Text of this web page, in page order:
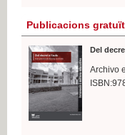
Publicacions
Del
Archivo